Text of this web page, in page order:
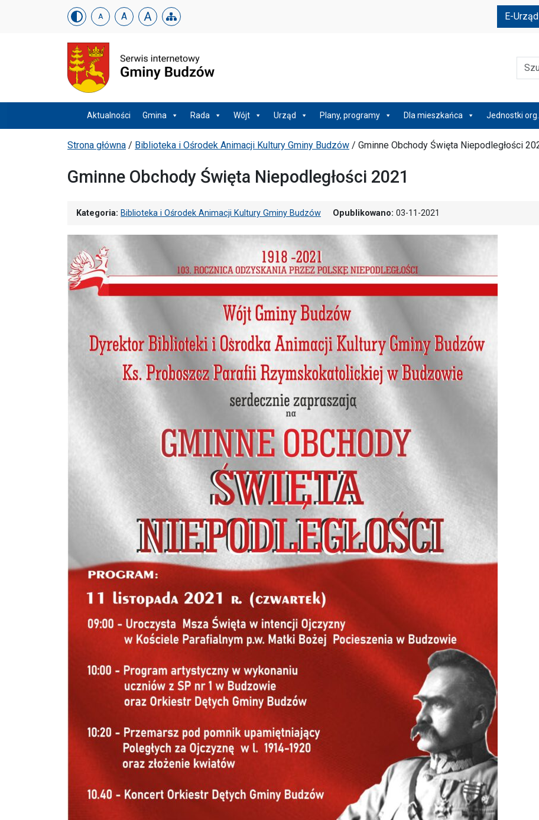
Urząd Gminy w Budzowie
Skip menu A A A E-
Menu główneAktualności Gmina Rada Wójt Urząd Plany, programy Dla mieszkańca Jednostki org.
Ścieżka powrotu
Strona główna / Biblioteka i Ośrodek Animacji Kultury Gminy Budzów / Gminne Obchody Święta Niepodległości
Gminne Obchody Święta Niepodległości 2021
Kategoria: Biblioteka i Ośrodek Animacji Kultury Gminy Budzów Opublikowano: 03-11-2021